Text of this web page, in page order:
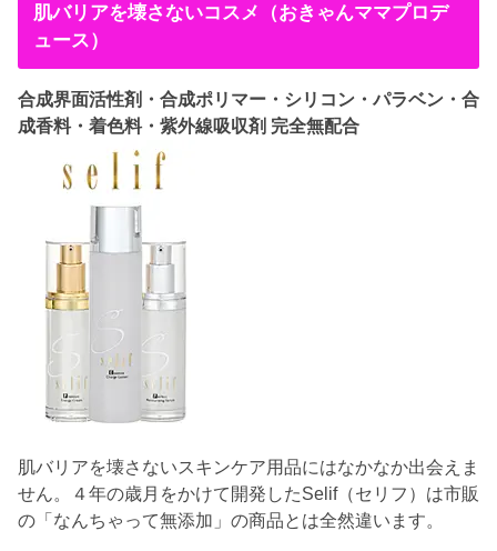
肌バリアを壊さないコスメ（おきゃんママプロデ
ュース）
合成界面活性剤・合成ポリマー・シリコン・パラベン・合
成香料・着色料・紫外線吸収剤 完全無配合
肌バリアを壊さないスキンケア用品にはなかなか出会えま
せん。４年の歳月をかけて開発したSelif（セリフ）は市販
の「なんちゃって無添加」の商品とは全然違います。